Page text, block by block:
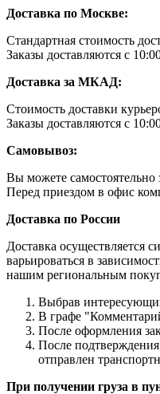
Доставка по Москве:
Стандартная стоимость
Заказы доставляются с
Доставка за МКАД:
Стоимость доставки
Заказы доставляются с
Самовывоз:
Вы можете самостоятельно
Перед приездом в офис
Доставка по России
Доставка осуществляется
варьироваться в
нашим региональным
Выбрав
В графе
После оформления
После
отправлен
При получении груза в